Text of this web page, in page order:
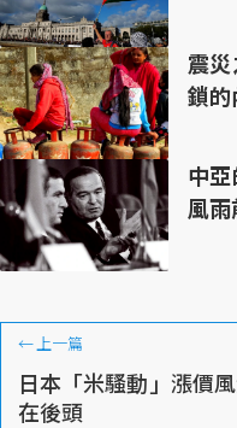
震
鎖的
中
風
←上一篇
日本「米騷動」漲價
在後頭